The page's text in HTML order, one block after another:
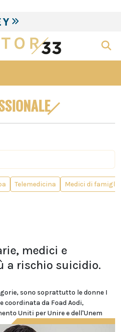
Telemedicina Medici di famiglia
medici e
a rischio suicidio.
sono soprattutto le donne I
coordinata da Foad Aodi,
Uniti per Unire e dell'Unem